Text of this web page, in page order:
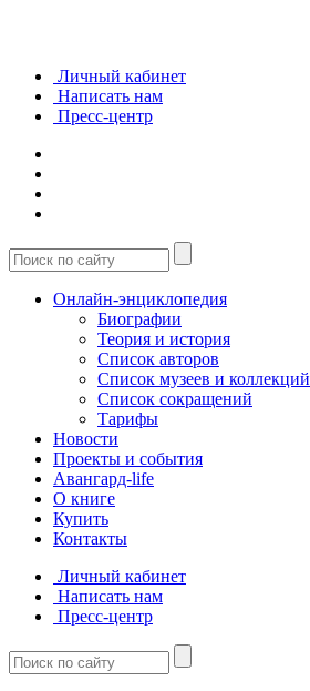
Личный кабинет
Написать нам
Пресс-центр
Онлайн-энциклопедия
Биографии
Теория и история
Список авторов
Список музеев и коллекций
Список сокращений
Тарифы
Новости
Проекты и события
Авангард-life
О книге
Купить
Контакты
Личный кабинет
Написать нам
Пресс-центр